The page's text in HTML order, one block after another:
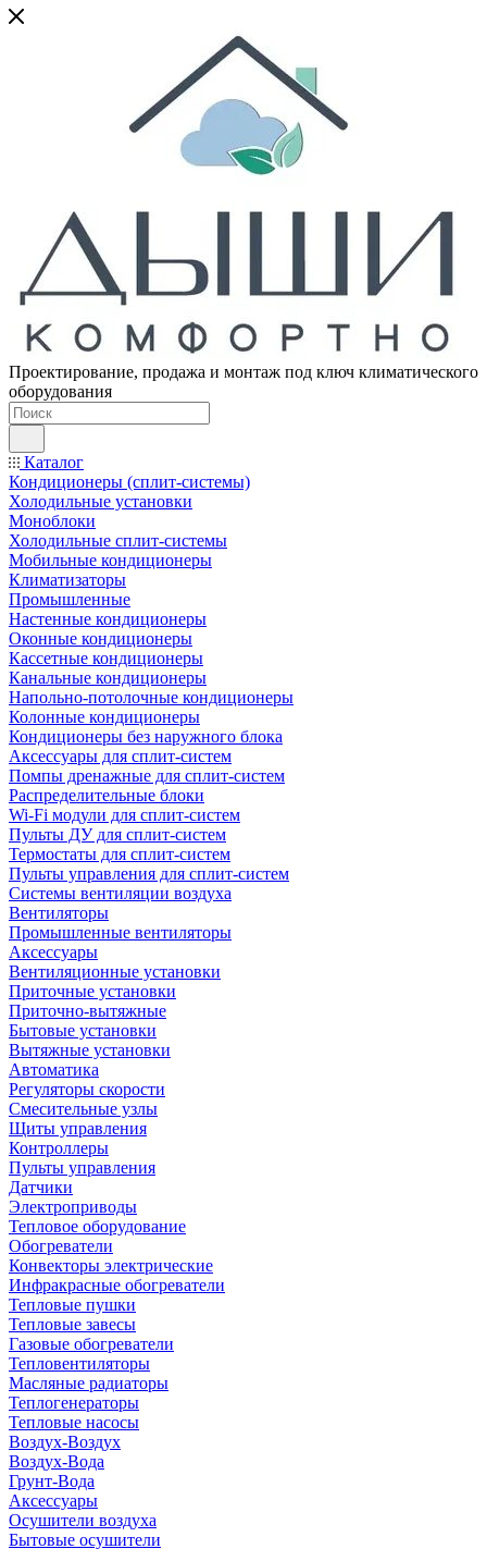
Проектирование, продажа и монтаж под ключ климатического
оборудования
Каталог
Кондиционеры (сплит-системы)
Холодильные установки
Моноблоки
Холодильные сплит-системы
Мобильные кондиционеры
Климатизаторы
Промышленные
Настенные кондиционеры
Оконные кондиционеры
Кассетные кондиционеры
Канальные кондиционеры
Напольно-потолочные кондиционеры
Колонные кондиционеры
Кондиционеры без наружного блока
Аксессуары для сплит-систем
Помпы дренажные для сплит-систем
Распределительные блоки
Wi-Fi модули для сплит-систем
Пульты ДУ для сплит-систем
Термостаты для сплит-систем
Пульты управления для сплит-систем
Системы вентиляции воздуха
Вентиляторы
Промышленные вентиляторы
Аксессуары
Вентиляционные установки
Приточные установки
Приточно-вытяжные
Бытовые установки
Вытяжные установки
Автоматика
Регуляторы скорости
Смесительные узлы
Щиты управления
Контроллеры
Пульты управления
Датчики
Электроприводы
Тепловое оборудование
Обогреватели
Конвекторы электрические
Инфракрасные обогреватели
Тепловые пушки
Тепловые завесы
Газовые обогреватели
Тепловентиляторы
Масляные радиаторы
Теплогенераторы
Тепловые насосы
Воздух-Воздух
Воздух-Вода
Грунт-Вода
Аксессуары
Осушители воздуха
Бытовые осушители